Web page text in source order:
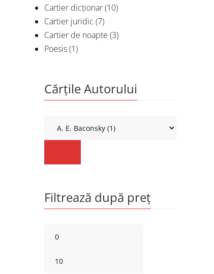
Cartier dicționar(10)
Cartier juridic (7)
Cartier de noapte (3)
Poesis(1)
Cărțile Autorului
Filtrează după preț